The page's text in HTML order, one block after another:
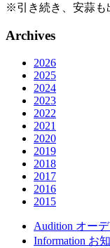
※引き続き、安蒜も
Archives
2026
2025
2024
2023
2022
2021
2020
2019
2018
2017
2016
2015
Audition オー
Information お